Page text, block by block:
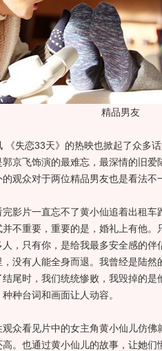
精品男友
恋33天》的热映也掀起了众多话
京飞饰演的最难忘，最深情的旧
观众对于两位精品男友也是看法不
片一直忘不了黄小仙追着出租车
不重要，重要的是，婚礼上有他。
，只有你，是给我最多安全感的
没有人能全身而退。我曾经是陆
结尾时，我们统统惨败，我毁掉的
种台词和画面让人动容。
看见片中的女主角黄小仙儿仿佛
。也通过黄小仙儿的故事，让她